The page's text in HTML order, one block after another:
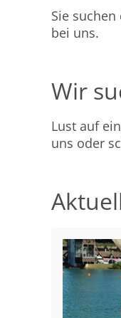
Sie
bei uns.
Wir
Lust auf
uns oder